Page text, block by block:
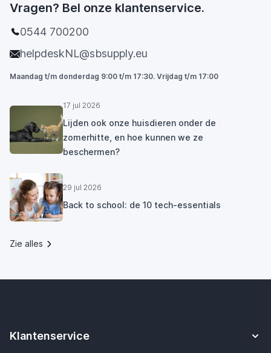
Vragen? Bel onze klantenservice.
0544 700200
helpdeskNL@sbsupply.eu
Maandag t/m donderdag 9:00 t/m 17:30. Vrijdag t/m 17:00
17 jul 2026
Lijden ook onze huisdieren onder de
zomerhitte, en hoe kunnen we ze
beschermen?
29 jul 2026
Back to school: de 10 tech-essentials
Zie alles
Klantenservice